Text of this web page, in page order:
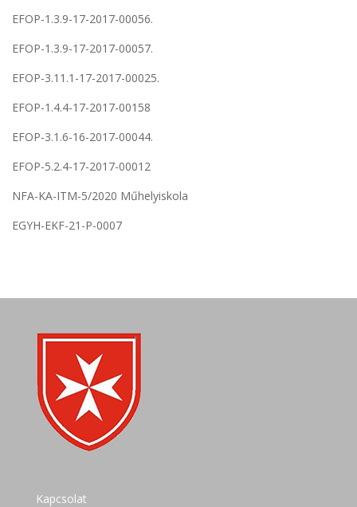
EFOP-1.3.9-17-2017-00056.
EFOP-1.3.9-17-2017-00057.
EFOP-3.11.1-17-2017-00025.
EFOP-1.4.4-17-2017-00158
EFOP-3.1.6-16-2017-00044.
EFOP-5.2.4-17-2017-00012
NFA-KA-ITM-5/2020 Műhelyiskola
EGYH-EKF-21-P-0007
Kapcsolat